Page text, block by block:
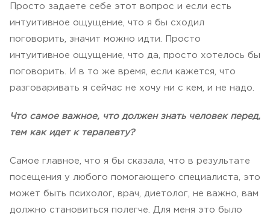
Просто задаете себе этот вопрос и если есть
интуитивное ощущение, что я бы сходил
поговорить, значит можно идти. Просто
интуитивное ощущение, что да, просто хотелось бы
поговорить. И в то же время, если кажется, что
разговаривать я сейчас не хочу ни с кем, и не надо.
Что самое важное, что должен знать человек перед,
тем как идет к терапевту?
Самое главное, что я бы сказала, что в результате
посещения у любого помогающего специалиста, это
может быть психолог, врач, диетолог, не важно, вам
должно становиться полегче. Для меня это было